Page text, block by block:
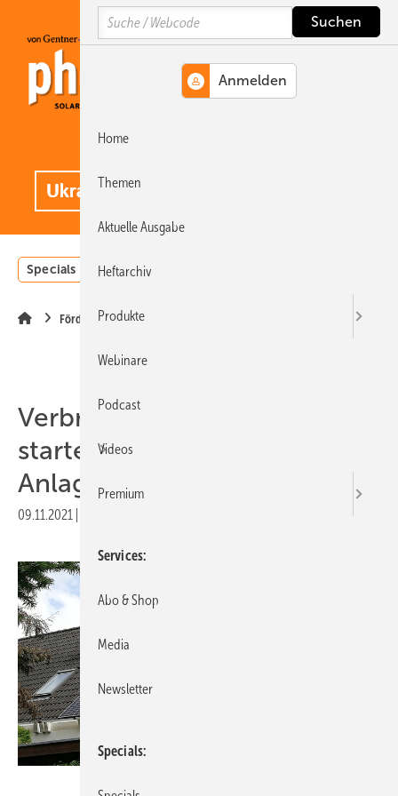
Hauptinhalt
Hauptmenü
SiteSearch
Specials Einstrahlungsatlas
Förderung
Verbraucherzentrale NRW
startet Umfrage zu Ü20-
Anlagen
09.11.2021
Search
Home
Themen
Aktuelle Ausgabe
Heftarchiv
Produkte
Webinare
Podcast
Videos
Premium
Services
Abo & Shop
Media
Newsletter
Specials